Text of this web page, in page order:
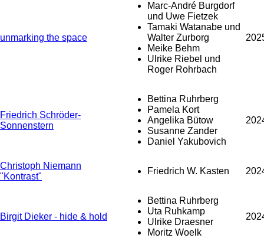
unmarking the space
Marc-André Burgdorf
und Uwe Fietzek
Tamaki Watanabe und
Walter Zurborg
Meike Behm
Ulrike Riebel und
Roger Rohrbach
Friedrich Schröder-
Sonnenstern
Bettina Ruhrberg
Pamela Kort
Angelika Bütow
Susanne Zander
Daniel Yakubovich
Christoph Niemann
"Kontrast"
Friedrich W. Kasten
Birgit Dieker - hide & hold
Bettina Ruhrberg
Uta Ruhkamp
Ulrike Draesner
Moritz Woelk